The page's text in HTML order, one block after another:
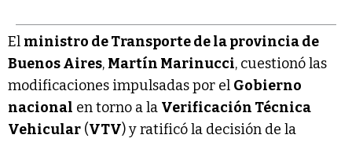
El ministro de Transporte de la provincia de
Buenos Aires, Martín Marinucci, cuestionó las
modificaciones impulsadas por el Gobierno
nacional en torno a la Verificación Técnica
Vehicular (VTV) y ratificó la decisión de la